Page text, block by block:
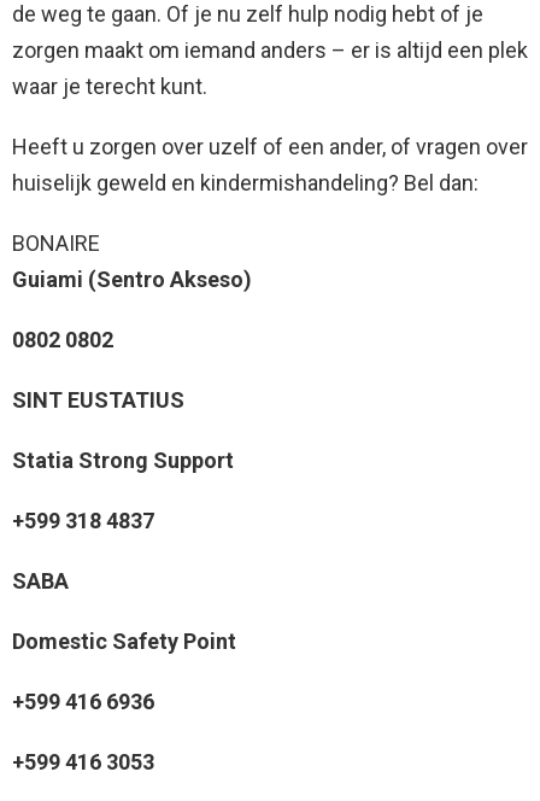
de weg te gaan. Of je nu zelf hulp nodig hebt of je
zorgen maakt om iemand anders – er is altijd een plek
waar je terecht kunt.
Heeft u zorgen over uzelf of een ander, of vragen over
huiselijk geweld en kindermishandeling? Bel dan:
BONAIRE
Guiami (Sentro Akseso)
0802 0802
SINT EUSTATIUS
Statia Strong Support
+599 318 4837
SABA
Domestic Safety Point
+599 416 6936
+599 416 3053